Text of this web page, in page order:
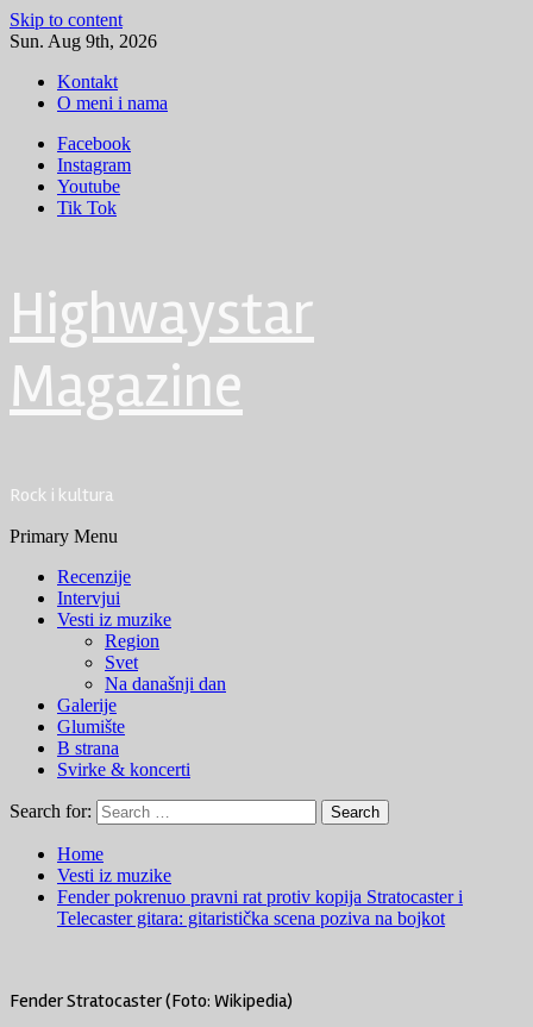
Skip to content
Sun. Aug 9th, 2026
Kontakt
O meni i nama
Facebook
Instagram
Youtube
Tik Tok
Highwaystar
Magazine
Rock i kultura
Primary Menu
Recenzije
Intervjui
Vesti iz muzike
Region
Svet
Na današnji dan
Galerije
Glumište
B strana
Svirke & koncerti
Search for:
Home
Vesti iz muzike
Fender pokrenuo pravni rat protiv kopija Stratocaster i
Telecaster gitara: gitaristička scena poziva na bojkot
Fender Stratocaster (Foto: Wikipedia)